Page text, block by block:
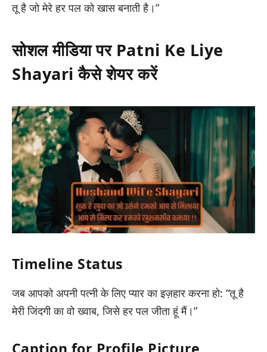
तू है जो मेरे हर पल को खास बनाती है।”
सोशल मीडिया पर Patni Ke Liye
Shayari कैसे शेयर करें
Timeline Status
जब आपको अपनी पत्नी के लिए प्यार का इज़हार करना हो: “तू है
मेरी जिंदगी का वो ख्वाब, जिसे हर पल जीता हूं मैं।”